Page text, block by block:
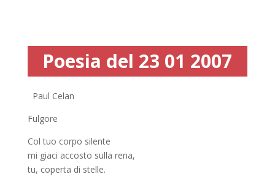
Poesia del 23 01 2007
Paul Celan
Fulgore
Col tuo corpo silente
mi giaci accosto sulla rena,
tu, coperta di stelle.